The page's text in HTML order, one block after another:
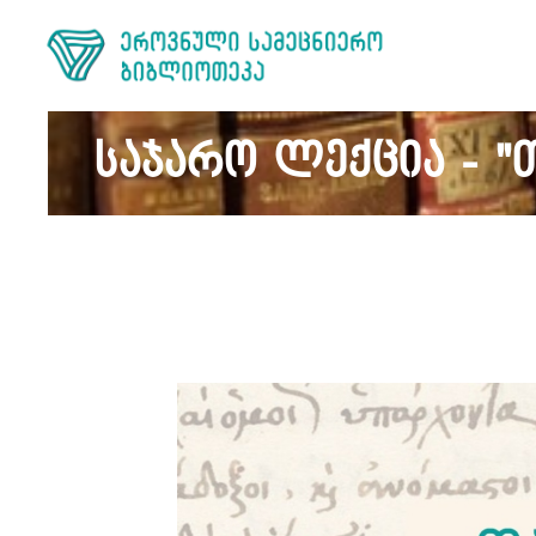
საჯარო ლექცია -